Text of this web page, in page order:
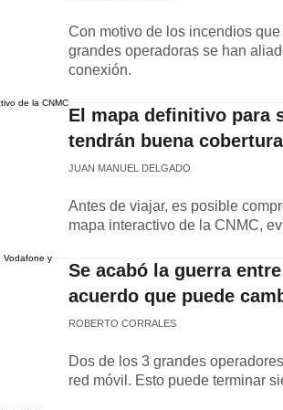
Con motivo de los incendios
grandes operadoras se han
conexión.
El mapa definitivo para
tendrán buena
JUAN MANUEL DELGADO
Antes de viajar, es posible
mapa interactivo de la CNMC,
Se acabó la guerra
acuerdo que puede
ROBERTO CORRALES
Dos de los 3 grandes
red móvil. Esto puede terminar